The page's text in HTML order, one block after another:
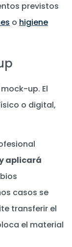
previstos
o higiene
up. El
o digital,
aplicará
casos se
transferir el
el material